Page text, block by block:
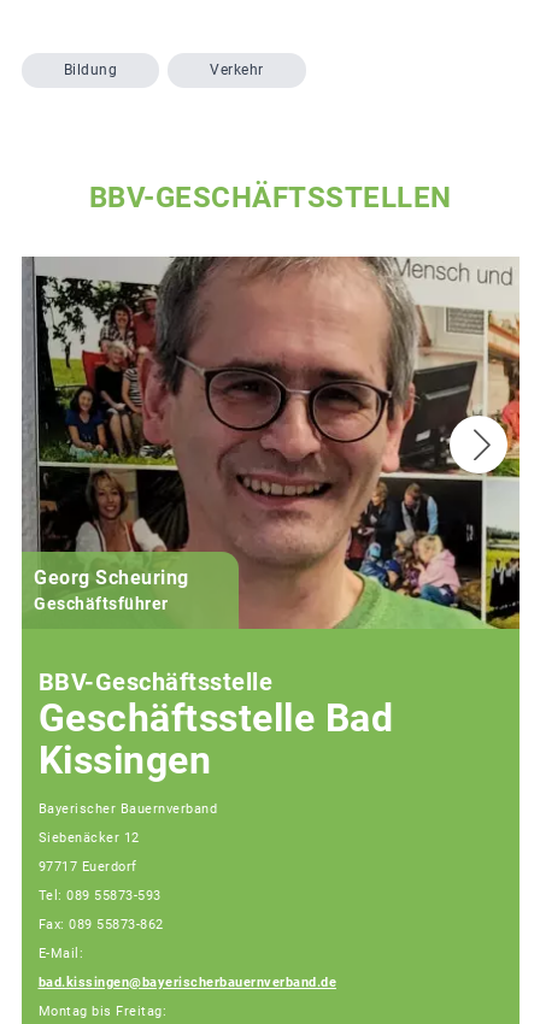
Bildung Verkehr
BBV-GESCHÄFTSSTELLEN
Georg Scheuring
Geschäftsführer
BBV-Geschäftsstelle
Geschäftsstelle Bad
Kissingen
Bayerischer Bauernverband
Siebenäcker 12
97717 Euerdorf
Tel: 089 55873-593
Fax: 089 55873-862
E-Mail:
bad.kissingen@bayerischerbauernverband.de
Montag bis Freitag: